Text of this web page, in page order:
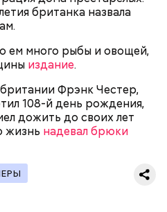
британка назвала
ем много рыбы и овощей,
издание.
Фрэнк Честер,
108-й день рождения,
дожить до своих лет
жизнь надевал брюки
нужно легко
ним добавляются зелень
оливковое масло.
— поделился рецептом